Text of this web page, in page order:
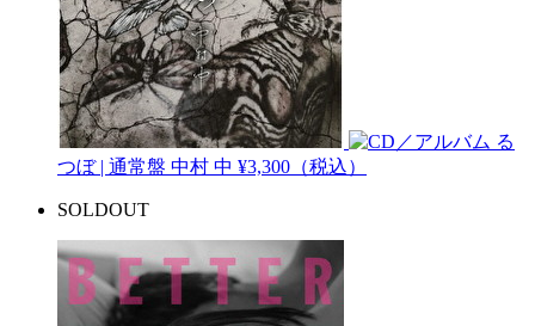
る
つぼ | 通常盤 中村 中 ¥3,300（税込）
SOLDOUT